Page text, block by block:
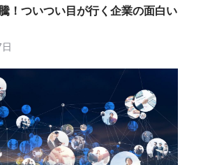
！ついつい目が行く企業の面白い